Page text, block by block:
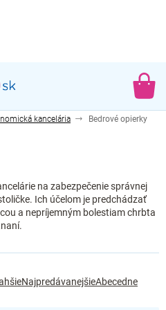
kancelária Bedrové opierky
na zabezpečenie správnej
Ich účelom je predchádzať
a nepríjemným bolestiam chrbta
NajpredávanejšieAbecedne